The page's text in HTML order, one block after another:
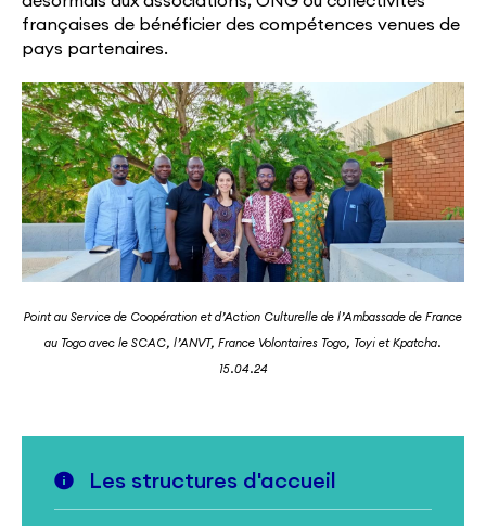
françaises de bénéficier des compétences venues de
pays partenaires.
Point au Service de Coopération et d’Action Culturelle de l’Ambassade de France
au Togo avec le SCAC, l’ANVT, France Volontaires Togo, Toyi et Kpatcha.
15.04.24
Les structures d'accueil